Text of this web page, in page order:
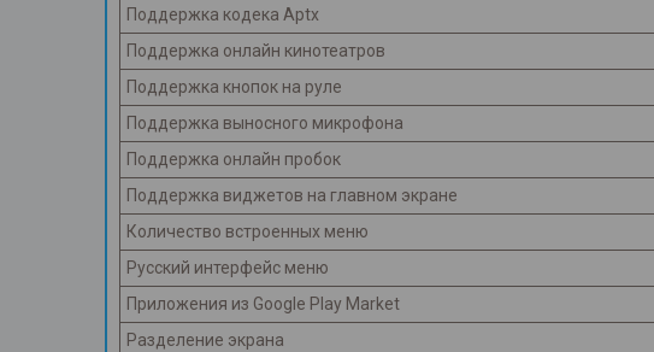
Поддержка кодека Aptx
Поддержка онлайн кинотеатров
Поддержка кнопок на руле
Поддержка выносного микрофона
Поддержка онлайн пробок
Поддержка виджетов на главном экране
Количество встроенных меню
Русский интерфейс меню
Приложения из Google Play Market
Разделение экрана